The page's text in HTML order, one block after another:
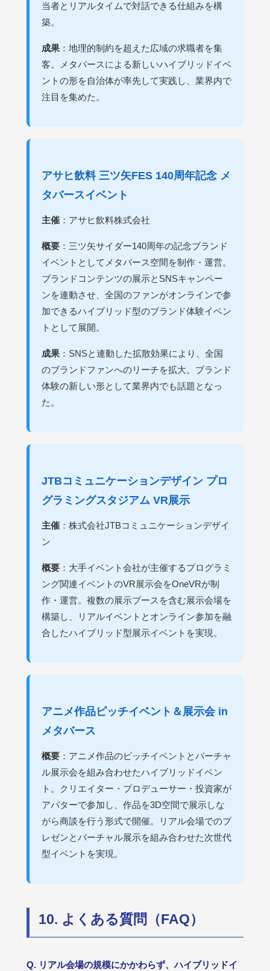
当者とリアルタイムで対話できる仕組みを構
築。
成果 ：地理的制約を超えた広域の求職者を集
客。メタバースによる新しいハイブリッドイベ
ントの形を自治体が率先して実践し、業界内で
注目を集めた。
アサヒ飲料 三ツ矢FES 140周年記念 メ
タバースイベント
主催 ：アサヒ飲料株式会社
概要 ：三ツ矢サイダー140周年の記念ブランド
イベントとしてメタバース空間を制作・運営。
ブランドコンテンツの展示とSNSキャンペー
ンを連動させ、全国のファンがオンラインで参
加できるハイブリッド型のブランド体験イベン
トとして展開。
成果 ：SNSと連動した拡散効果により、全国
のブランドファンへのリーチを拡大。ブランド
体験の新しい形として業界内でも話題となっ
た。
JTBコミュニケーションデザイン プロ
グラミングスタジアム VR展示
主催 ：株式会社JTBコミュニケーションデザイ
ン
概要 ：大手イベント会社が主催するプログラミ
ング関連イベントのVR展示会をOneVRが制
作・運営。複数の展示ブースを含む展示会場を
構築し、リアルイベントとオンライン参加を融
合したハイブリッド型展示イベントを実現。
アニメ作品ピッチイベント＆展示会 in
メタバース
概要 ：アニメ作品のピッチイベントとバーチャ
ル展示会を組み合わせたハイブリッドイベン
ト。クリエイター・プロデューサー・投資家が
アバターで参加し、作品を3D空間で展示しな
がら商談を行う形式で開催。リアル会場でのプ
レゼンとバーチャル展示を組み合わせた次世代
型イベントを実現。
10. よくある質問（FAQ）
Q. リアル会場の規模にかかわらず、ハイブリッドイ